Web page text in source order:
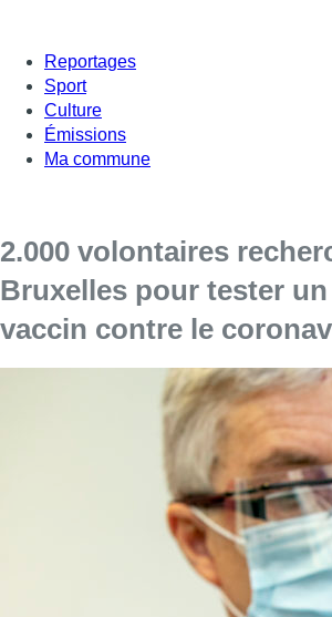
Reportages
Sport
Culture
Émissions
Ma commune
2.000 volontaires
Bruxelles pour tester
vaccin contre le